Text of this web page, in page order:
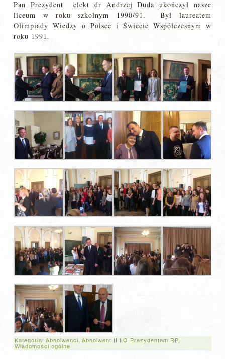
Pan Prezydent elekt dr Andrzej Duda ukończył nasze
liceum w roku szkolnym 1990/91. Był laureatem
Olimpiady Wiedzy o Polsce i Świecie Współczesnym w
roku 1991.
Kategoria:Absolwenci ,Absolwent II LO Prezydentem RP
Wiadomości ogólne